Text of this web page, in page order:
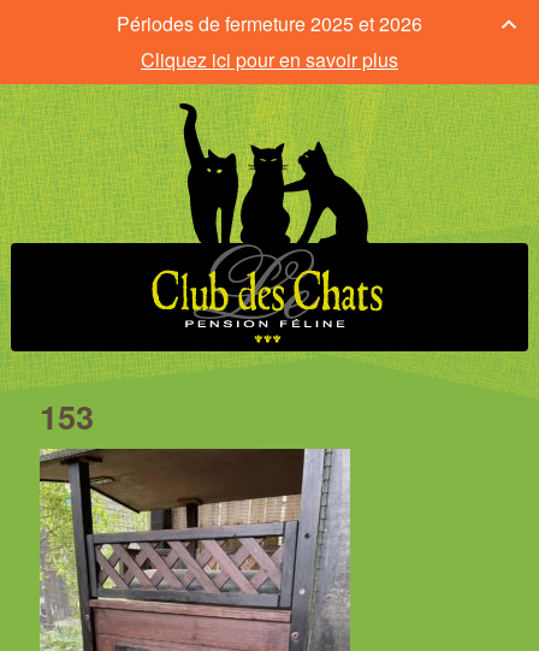
153
Périodes de fermeture 2025 et 2026
Cliquez ici pour en savoir plus